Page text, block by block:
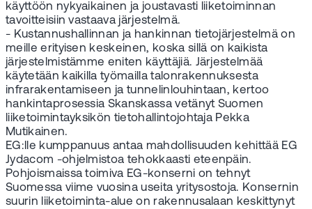
käyttöön nykyaikainen ja joustavasti liiketoiminnan
tavoitteisiin vastaava järjestelmä.
- Kustannushallinnan ja hankinnan tietojärjestelmä on
meille erityisen keskeinen, koska sillä on kaikista
järjestelmistämme eniten käyttäjiä. Järjestelmää
käytetään kaikilla työmailla talonrakennuksesta
infrarakentamiseen ja tunnelinlouhintaan, kertoo
hankintaprosessia Skanskassa vetänyt Suomen
liiketoimintayksikön tietohallintojohtaja Pekka
Mutikainen.
EG:lle kumppanuus antaa mahdollisuuden kehittää EG
Jydacom -ohjelmistoa tehokkaasti eteenpäin.
Pohjoismaissa toimiva EG-konserni on tehnyt
Suomessa viime vuosina useita yritysostoja. Konsernin
suurin liiketoiminta-alue on rakennusalaan keskittynyt